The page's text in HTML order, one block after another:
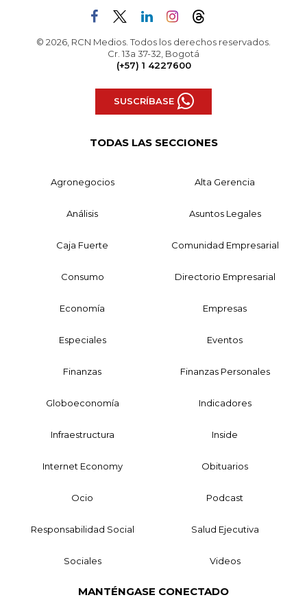
© 2026, RCN Medios. Todos los derechos reservados.
Cr. 13a 37-32, Bogotá
(+57) 1 4227600
SUSCRÍBASE
TODAS LAS SECCIONES
Agronegocios Alta Gerencia
Análisis Asuntos Legales
Caja Fuerte Comunidad Empresarial
Consumo Directorio Empresarial
Economía Empresas
Especiales Eventos
Finanzas Finanzas Personales
Globoeconomía Indicadores
Infraestructura Inside
Internet Economy Obituarios
Ocio Podcast
Responsabilidad Social Salud Ejecutiva
Sociales Videos
MANTÉNGASE CONECTADO